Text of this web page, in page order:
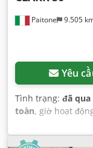
Paitone 9.505
Yêu
Tình trạng: đã
toàn, giờ hoạt